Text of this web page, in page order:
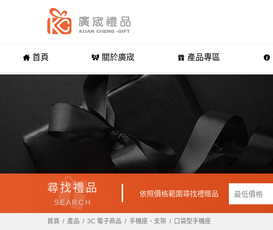
首頁 關於廣宬 產品專區
尋找禮品
SEARCH
依照價格範圍尋找禮贈品
首頁 產品 3C 電子商品 手機座、支架 口袋型手機座